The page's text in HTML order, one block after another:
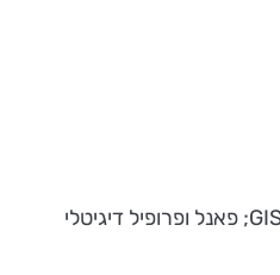
בנק דיסקונט זכה בשל מספר הפרויקטים הזוכים הגדול ביותר בתחרות. הפרויקטים שבנק דיסקונט זכה בהם הם: מערכת גנרית לניהול כלל התחרויות בבנק; GIS; פאנל ופרופיל דיגיטלי